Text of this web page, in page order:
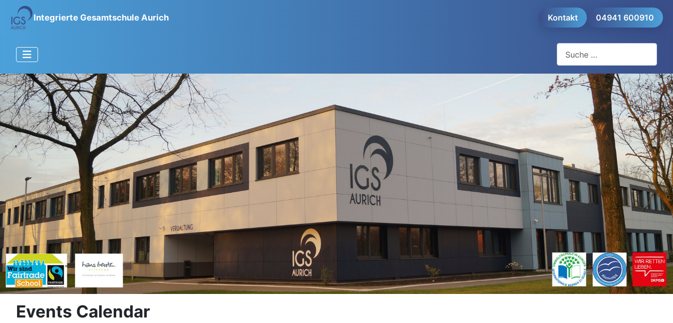
Integrierte Gesamtschule Aurich Kontakt 04941 600910
Events Calendar